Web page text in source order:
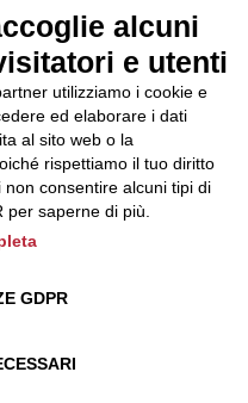
alcuni
e utenti
utilizziamo i cookie e
ed elaborare i dati
al sito web o la
rispettiamo il tuo diritto
consentire alcuni tipi di
saperne di più.
GDPR